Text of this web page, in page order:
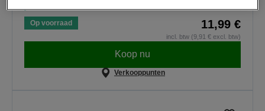
Op voorraad 11,99 €
incl. btw (9,91 € excl. btw)
Koop nu
Verkooppunten